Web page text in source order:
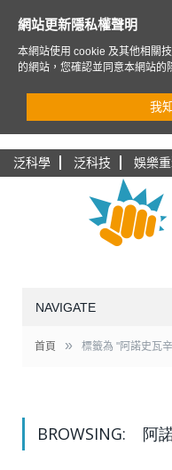
泛科學 泛科技 娛樂
NAVIGATE
首頁 » 標籤為 "阿諾史瓦
BROWSING: 阿
網站更新隱私權聲明
本網站使用 cookie 及其他相關
的網站，您確認並同意本網站的
我